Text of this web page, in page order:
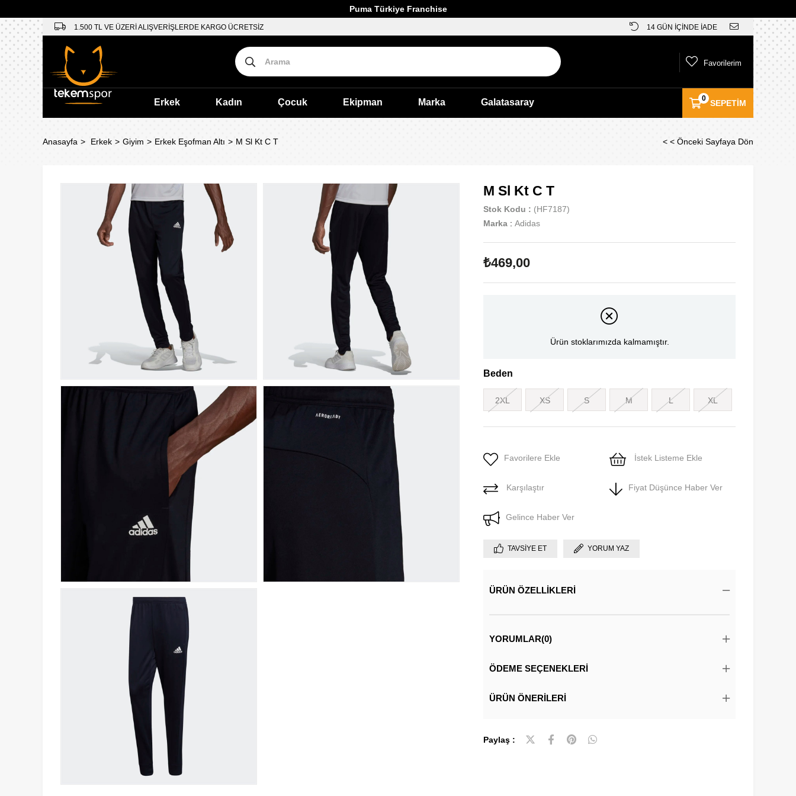
Puma Türkiye Franchise
1.500 TL VE ÜZERİ ALIŞVERİŞLERDE KARGO ÜCRETSİZ 14 GÜN İÇİNDE İADE
SEPETIM
0
Favorilerim
Erkek Kadın Çocuk Ekipman Marka Galatasaray
Anasayfa Erkek Giyim Erkek Eşofman Altı M Sl Kt C T < < Önceki Sayfaya Dön
M Sl Kt C T
Stok Kodu
(HF7187)
Marka : Adidas
₺469,00
Ürün stoklarımızda kalmamıştır.
Beden
2XL XS S M L XL
Favorilere Ekle İstek Listeme Ekle
Karşılaştır Fiyat Düşünce Haber Ver
Gelince Haber Ver
TAVSIYE ET YORUM YAZ
ÜRÜN ÖZELLIKLERI
YORUMLAR(0)
ÖDEME SEÇENEKLERI
ÜRÜN ÖNERILERI
Paylaş :